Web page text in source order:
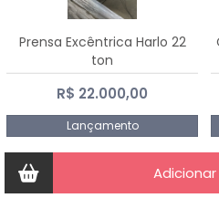
Prensa Excêntrica Harlo 22
ton
R$ 22.000,00
Lançamento